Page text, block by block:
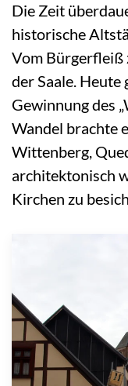
Die Zeit
historische
Vom Bürgerfleiß
der Saale. Heute
Gewinnung des
Wandel brachte
Wittenberg,
architektonisch
Kirchen zu